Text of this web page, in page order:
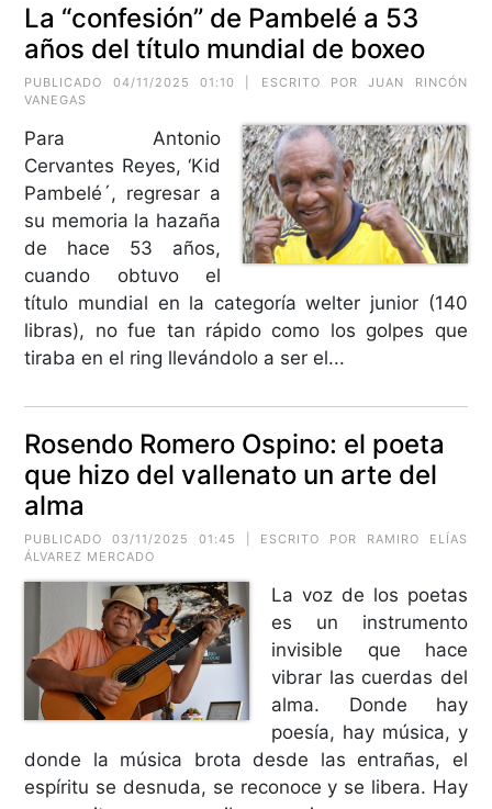
La “confesión” de Pambelé a 53
años del título mundial de boxeo
PUBLICADO 04/11/2025 01:10 | ESCRITO PORJUAN RINCÓN
VANEGAS
Para Antonio
Cervantes Reyes, ‘Kid
Pambelé´, regresar a
su memoria la hazaña
de hace 53 años,
cuando obtuvo el
título mundial en la categoría welter junior (140
libras), no fue tan rápido como los golpes que
tiraba en el ring llevándolo a ser el...
Rosendo Romero Ospino: el poeta
que hizo del vallenato un arte del
alma
PUBLICADO 03/11/2025 01:45 | ESCRITO POR RAMIRO ELÍAS
ÁLVAREZ MERCADO
La voz de los poetas
es un instrumento
invisible que hace
vibrar las cuerdas del
alma. Donde hay
poesía, hay música, y
donde la música brota desde las entrañas, el
espíritu se desnuda, se reconoce y se libera. Hay